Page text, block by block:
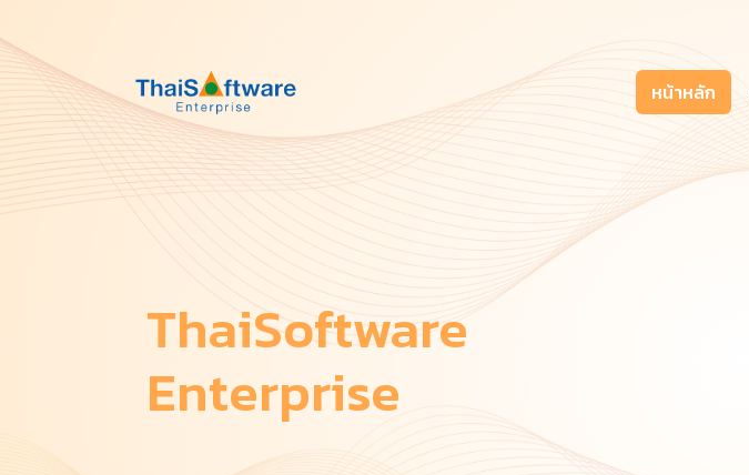
หน้าหลัก
ThaiSoftware
Enterprise